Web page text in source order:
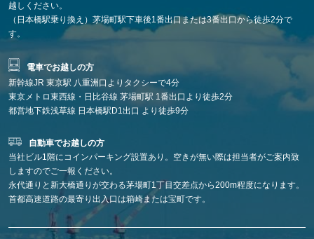
越しください。
（日本橋駅乗り換え）茅場町駅下車後1番出口または3番出口から徒歩2分で
す。
電車でお越しの方
新幹線JR 東京駅 八重洲口よりタクシーで4分
東京メトロ東西線・日比谷線 茅場町駅 1番出口より徒歩2分
都営地下鉄浅草線 日本橋駅D1出口 より徒歩9分
自動車でお越しの方
当社ビル1階にコインパーキング設置あり。空きが無い際は担当者がご案内致
しますのでご一報ください。
永代通りと新大橋通りが交わる茅場町1丁目交差点から200m程度になります。
首都高速道路の最寄り出入口は箱崎または宝町です。